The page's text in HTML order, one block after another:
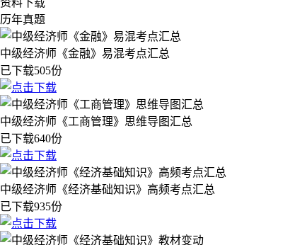
历年真题
中级经济师《金融》易混考点汇总
已下载505份
中级经济师《工商管理》思维导图汇总
已下载640份
中级经济师《经济基础知识》高频考点汇总
已下载935份